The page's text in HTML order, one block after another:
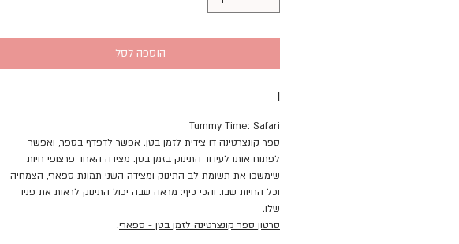
הוספה לסל
I
Tummy Time: Safari
ספר קונצרטינה דו צידית לזמן בטן. אפשר לדפדף בספר, ואפשר
לפתוח אותו לעידוד התינוק בזמן בטן. מצידה האחד פרצופי חיות
שימשכו את תשומת לב התינוק ומצידה השני תמונת ספארי, הצמחיה
וכל החיות שבו. והכי כיף: מראה שבה יכול התינוק לראות את פניו
שלו.
סרטון ספר קונצרטינה לזמן בטן - ספארי.